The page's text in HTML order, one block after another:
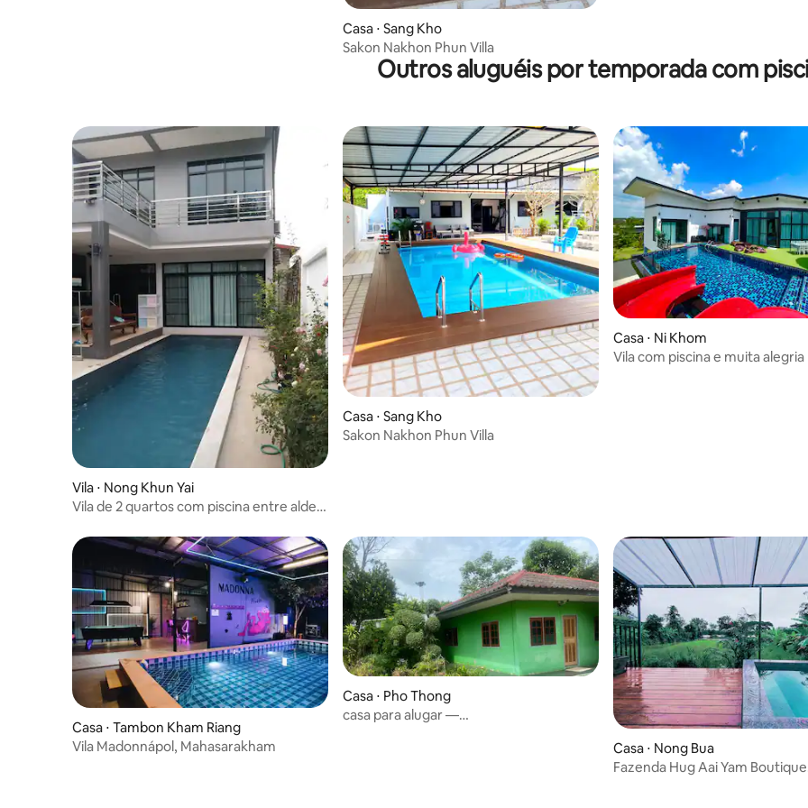
Casa ⋅ Sang Kho
Sakon Nakhon Phun Villa
Outros aluguéis por temporada com
Vila ⋅ Nong Khun Yai
Vila de 2 quartos com piscina entre aldeia
Casa ⋅ Sang Kho
Sakon Nakhon Phun Villa
Casa ⋅ Ni Khom
Vila com piscina e muita alegria
Casa ⋅ Tambon Kham Riang
Vila Madonnápol, Mahasarakham
Casa ⋅ Pho Thong
casa para alugar —
Casa ⋅ Nong Bua
Fazenda Hug Aai Yam Boutique